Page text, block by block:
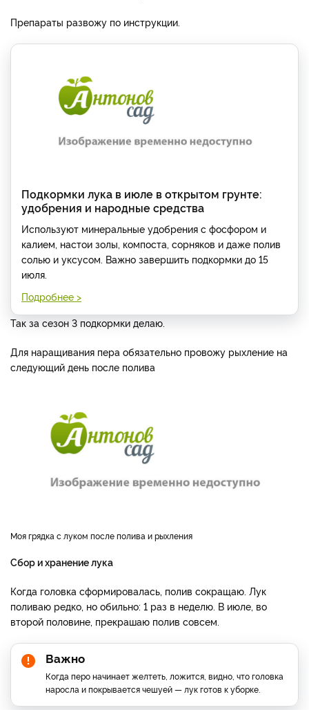
Препараты развожу по инструкции.
Подкормки лука в июле в открытом грунте:
удобрения и народные средства
Используют минеральные удобрения с фосфором и
калием, настои золы, компоста, сорняков и даже полив
солью и уксусом. Важно завершить подкормки до 15
июля.
Подробнее >
Так за сезон 3 подкормки делаю.
Для наращивания пера обязательно провожу рыхление на
следующий день после полива
Моя грядка с луком после полива и рыхления
Сбор и хранение лука
Когда головка сформировалась, полив сокращаю. Лук
поливаю редко, но обильно: 1 раз в неделю. В июле, во
второй половине, прекрашаю полив совсем.
Важно
Когда перо начинает желтеть, ложится, видно, что головка
наросла и покрывается чешуей — лук готов к уборке.